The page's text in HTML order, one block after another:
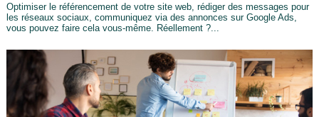
Optimiser le référencement de votre site web, rédiger des messages pour
les réseaux sociaux, communiquez via des annonces sur Google Ads,
vous pouvez faire cela vous-même. Réellement ?...